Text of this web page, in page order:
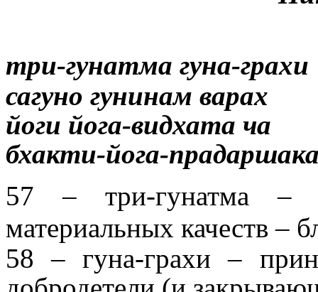
три-гунатма гуна-грахи
сагуно гунинам варах
йоги йога-видхата ча
бхакти-йога-
57 – три-гунатма –
материальных качеств –
58 – гуна-грахи –